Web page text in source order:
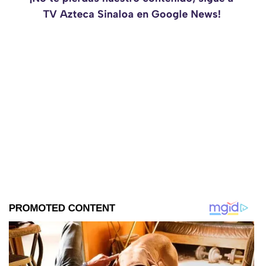
TV Azteca Sinaloa en Google News!